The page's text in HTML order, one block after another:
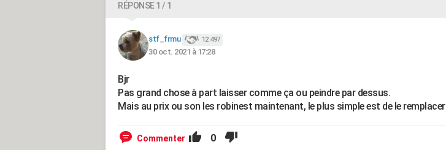
RÉPONSE 1 / 1
stf_frmu 12 497
30 oct. 2021 à 17:28
Bjr
Pas grand chose à part laisser comme ça ou peindre par dessus.
Mais au prix ou son les robinest maintenant, le plus simple est de le remplacer
Commenter 0